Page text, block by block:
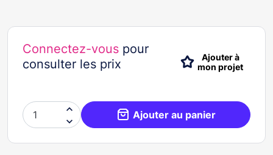
Connectez-vous pour
consulter les prix
Ajouter à
mon projet

 Ajouter au panier